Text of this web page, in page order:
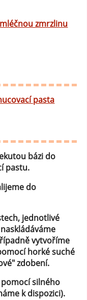
zmrzlinu
pasta
bázi do
pastu.
do
jednotlivé
vytvoříme
horké suché
zdobení.
silného
k dispozici).